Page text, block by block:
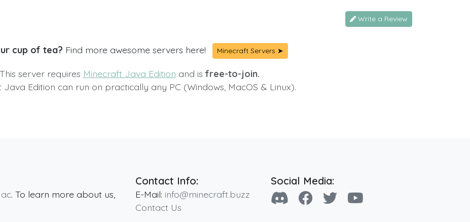
Write a Review
cup of tea? Find more awesome servers here! Minecraft Servers ➤
This server requires Minecraft Java Edition and isfree-to-join.
Java Edition can run on practically any PC (Windows, MacOS & Linux).
. To learn more about us,
Contact Info:
E-Mail: info@minecraft.buzz
Contact Us
Social Media: